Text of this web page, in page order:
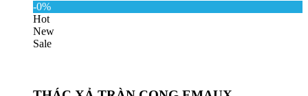
-0%
Hot
New
Sale